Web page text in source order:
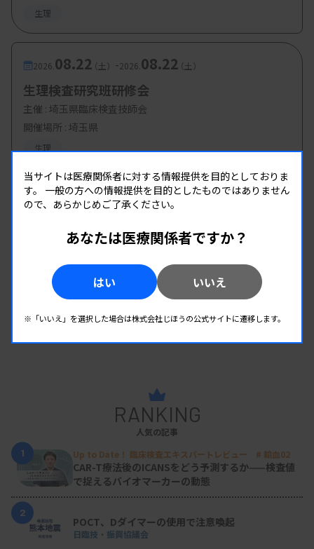
生理
2026. 08.22（土） -2026. 08.22（土）
生理検査研究班研修会
主催 : 埼玉県臨床検査技師会
開催場所 : 埼玉県
生理
RANKING
人気の記事
1
Up to Date！ 臨床検査エキスパートレビュー # 輸血02
CAR-T療法後のICANSをどう予測するか——検査値
で捉えるバイオマーカーの動態
2
POCT、Dダイマーの使用で注意喚起
日臨技・振興協議会
当サイトは医療関係者に対する情報提供を目的としておりま
す。 一般の方への情報提供を目的としたものではありません
ので、あらかじめご了承ください。
あなたは医療関係者ですか？
はい いいえ
※「いいえ」を選択した場合は株式会社じほうの公式サイトに遷移します。